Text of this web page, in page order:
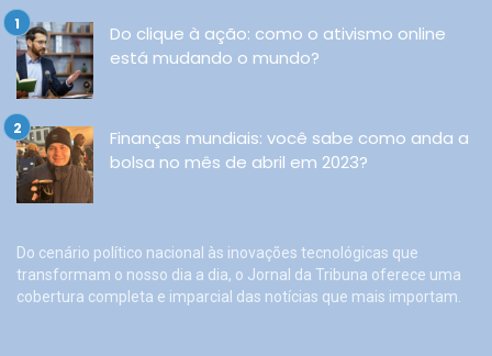
Do clique à ação: como o ativismo online
está mudando o mundo?
Finanças mundiais: você sabe como anda a
bolsa no mês de abril em 2023?
Do cenário político nacional às inovações tecnológicas que
transformam o nosso dia a dia, o Jornal da Tribuna oferece uma
cobertura completa e imparcial das notícias que mais importam.